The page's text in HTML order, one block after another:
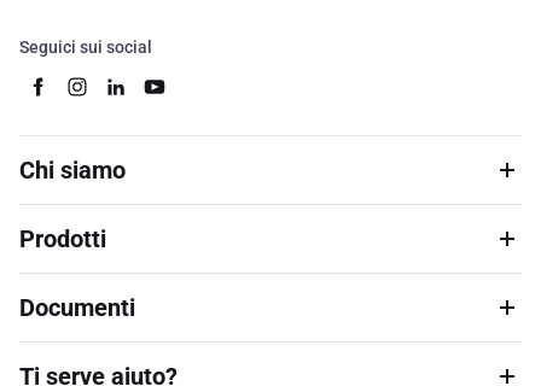
Seguici sui social
Chi siamo
Prodotti
Documenti
Ti serve aiuto?